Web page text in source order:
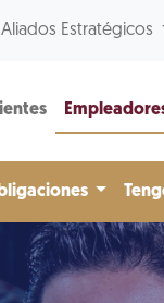
Aliados Estratégicos